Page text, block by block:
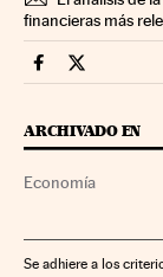
financieras más
EconomiaEconomia
ARCHIVADO EN
Economía
Se adhiere a los